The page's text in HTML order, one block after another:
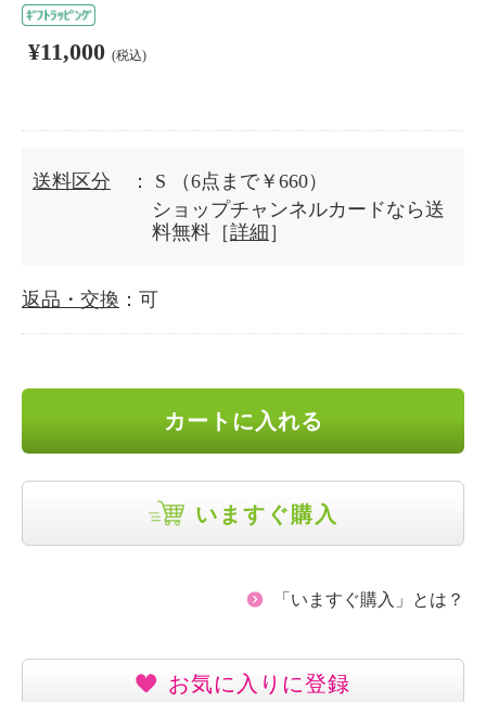
¥11,000 (税込)
送料区分 ： S
（6点まで￥660）
ショップチャンネルカードなら送
料無料［詳細 ］
返品・交換 ：可
カートに入れる
いますぐ購入
「いますぐ購入」とは？
お気に入りに登録